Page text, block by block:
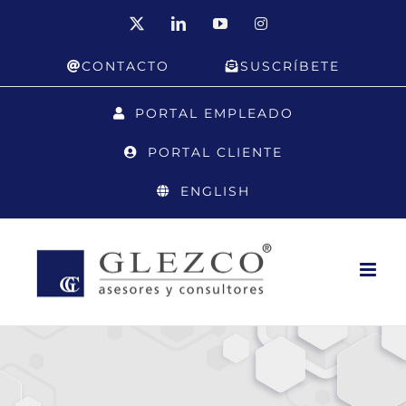
LinkedInYouTubeInstagram
CONTACTO SUSCRÍBETE
PORTAL EMPLEADO
PORTAL CLIENTE
ENGLISH